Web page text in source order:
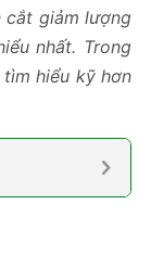
cắt giảm lượng
nhất. Trong
tìm hiểu kỹ hơn